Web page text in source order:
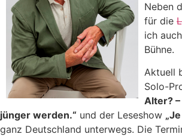
Neben
für die
ich
Bühne.
Aktuell
Solo-
Alter?
jünger werden.“ und der Leseshow
ganz Deutschland unterwegs. Die